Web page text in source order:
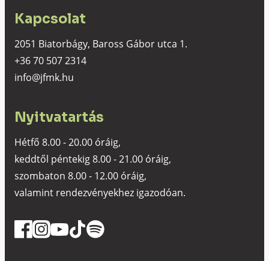
Kapcsolat
2051 Biatorbágy, Baross Gábor utca 1.
+36 70 507 2314
info@jfmk.hu
Nyitvatartás
Hétfő 8.00 - 20.00 óráig,
keddtől péntekig 8.00 - 21.00 óráig,
szombaton 8.00 - 12.00 óráig,
valamint rendezvényekhez igazodóan.